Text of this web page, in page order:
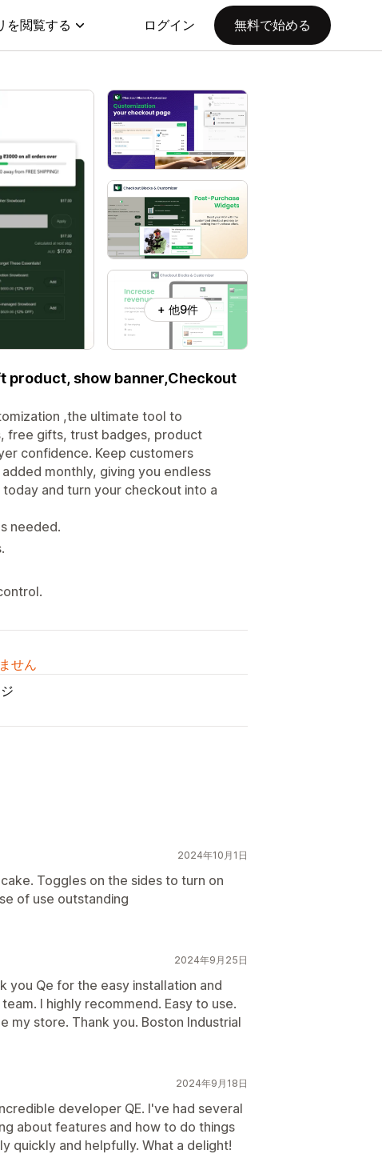
を閲覧する ログイン 無料で始める
+ 他9件
product, show banner,Checkout
,the ultimate tool to
free gifts, trust badges, product
confidence. Keep customers
monthly, giving you endless
and turn your checkout into a
needed.
せん
2024年10月1日
Toggles on the sides to turn on
of use outstanding
2024年9月25日
you Qe for the easy installation and
I highly recommend. Easy to use.
my store. Thank you. Boston Industrial
2024年9月18日
developer QE. I've had several
about features and how to do things
quickly and helpfully. What a delight!